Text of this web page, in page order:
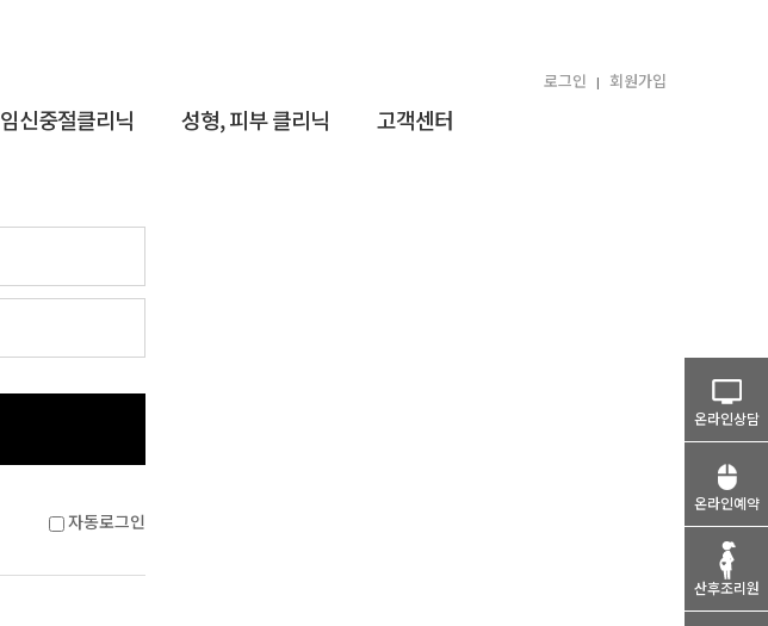
온라인상담
온라인예약
산후조리원
임신중절클리닉 성형, 피부 클리닉 고객센터
로그인 | 회원가입
자동로그인